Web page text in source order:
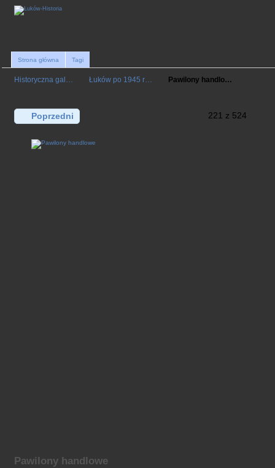
Strona główna Tagi
Historyczna gal… Łuków po 1945 r… Pawilony handlo…
Poprzedni 221 z 524
Pawilony handlowe